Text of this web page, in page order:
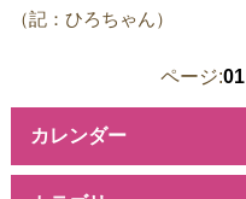
（記：ひろちゃん）
ページ:01
カレンダー